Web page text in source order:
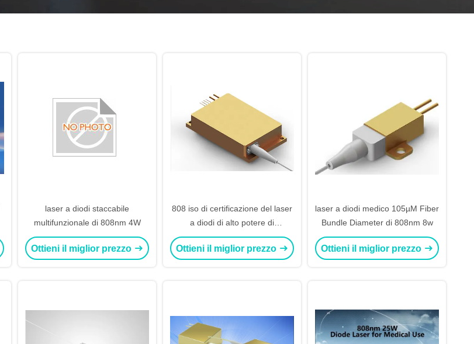
laser a diodi staccabile
multifunzionale di 808nm 4W
Ottieni il miglior prezzo
808 iso di certificazione del laser
a diodi di alto potere di
nanometro 50w
Ottieni il miglior prezzo
laser a diodi medico 105µM Fiber
Bundle Diameter di 808nm 8w
Ottieni il miglior prezzo